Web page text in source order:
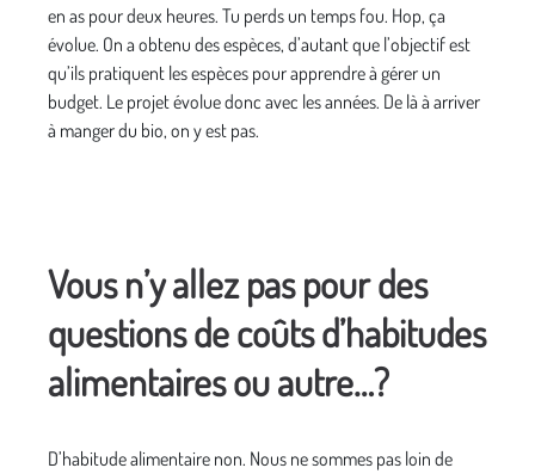
en as pour deux heures. Tu perds un temps fou. Hop, ça
évolue. On a obtenu des espèces, d’autant que l’objectif est
qu’ils pratiquent les espèces pour apprendre à gérer un
budget. Le projet évolue donc avec les années. De là à arriver
à manger du bio, on y est pas.
Vous n’y allez pas pour des
questions de coûts d’habitudes
alimentaires ou autre…?
D’habitude alimentaire non. Nous ne sommes pas loin de